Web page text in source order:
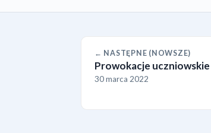
← NASTĘPNE (NOWSZE)
Prowokacje uczniowskie
30 marca 2022